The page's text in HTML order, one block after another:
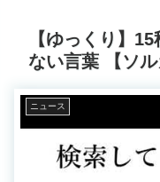
【ゆっくり】
ない言葉 【ソル
ニュース